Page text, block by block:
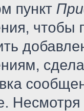
пункт
чтобы